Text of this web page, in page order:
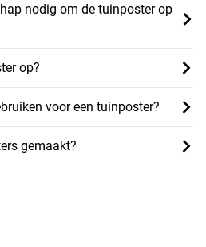
nodig om de tuinposter op
op?
voor een tuinposter?
gemaakt?